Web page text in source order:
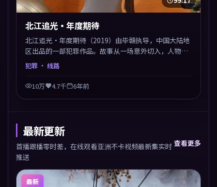
北江追光·年度期待
北江追光·年度期待（2019）由毕赣执导，中国大陆地
区出品的一部犯罪作品。故事从一场意外切入，人物在
道德与生存之间反复摇摆，叙事层层推进，情绪克制而
有力。主演阵容以生活化表演见长，对手戏火花四溅。
犯罪 · 线路
10万 4.7千 6年前
最新更新
首播跟播零时差，在线观看亚洲不卡视频最新集实时
推送
查看更多
最新